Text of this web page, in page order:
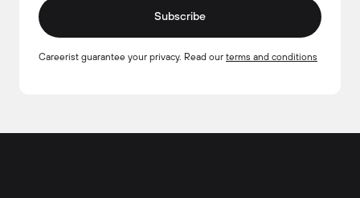
Subscribe
Careerist guarantee your privacy. Read our terms and conditions